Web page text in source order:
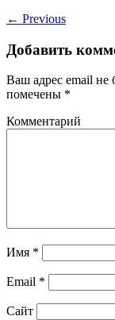
← Previous
Добавить
Ваш адрес email не
помечены *
Комментарий
Имя *
Email *
Сайт